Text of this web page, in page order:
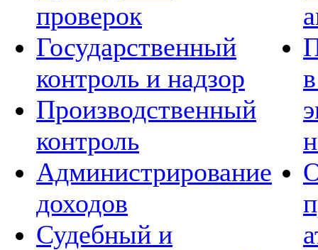
проверок
Государственный
контроль и надзор
Производственный
контроль
Администрирование
доходов
Судебный и